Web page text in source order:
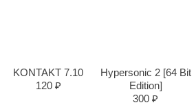
KONTAKT 7.10
120 ₽
Hypersonic 2 [64 Bit
Edition]
300 ₽